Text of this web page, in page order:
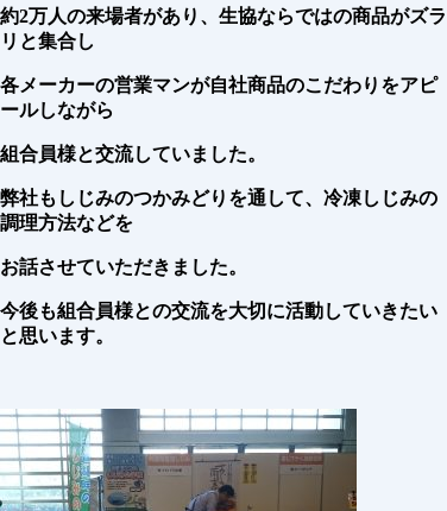
約2万人の来場者があり、生協ならではの商品がズラ
リと集合し
各メーカーの営業マンが自社商品のこだわりをアピ
ールしながら
組合員様と交流していました。
弊社もしじみのつかみどりを通して、冷凍しじみの
調理方法などを
お話させていただきました。
今後も組合員様との交流を大切に活動していきたい
と思います。